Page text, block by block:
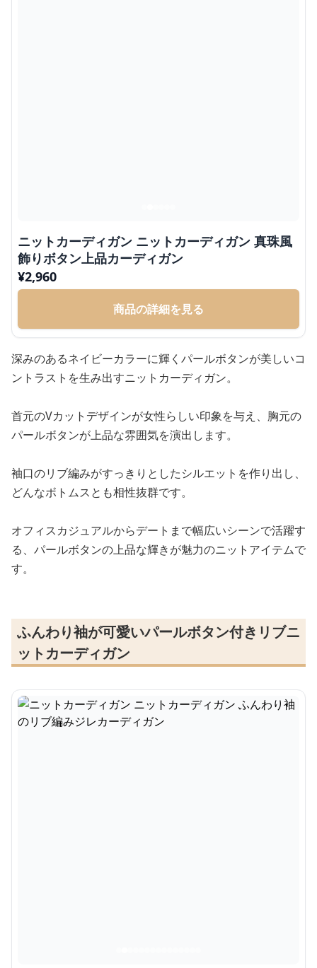
ニットカーディガン ニットカーディガン 真珠風
飾りボタン上品カーディガン
¥2,960
商品の詳細を見る
深みのあるネイビーカラーに輝くパールボタンが美しいコ
ントラストを生み出すニットカーディガン。
首元のVカットデザインが女性らしい印象を与え、胸元の
パールボタンが上品な雰囲気を演出します。
袖口のリブ編みがすっきりとしたシルエットを作り出し、
どんなボトムスとも相性抜群です。
オフィスカジュアルからデートまで幅広いシーンで活躍す
る、パールボタンの上品な輝きが魅力のニットアイテムで
す。
ふんわり袖が可愛いパールボタン付きリブニ
ットカーディガン